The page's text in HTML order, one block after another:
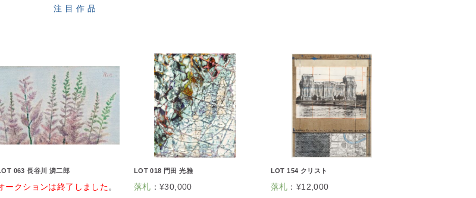
注目作品
063 長谷川 潾二郎
ークションは終了しました。
LOT 018 門田 光雅
落札 ： ¥30,000
LOT 154 クリスト
落札 ： ¥12,000